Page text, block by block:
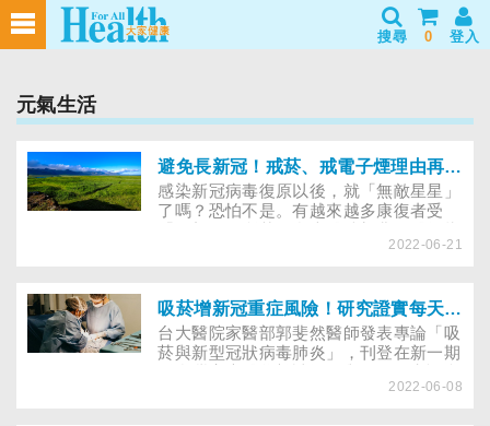
搜尋 0 登入
元氣生活
避免長新冠！戒菸、戒電子煙理由再+1
感染新冠病毒復原以後，就「無敵星星」
了嗎？恐怕不是。有越來越多康復者受
出，最新研究顯示吸菸或使用電子煙與長
籲「戒菸理由再+1：避免長新冠」！
2022-06-21
吸菸增新冠重症風險！研究證實每天6根菸 死亡風險飆10倍 醫籲快戒菸
台大醫院家醫部郭斐然醫師發表專論「吸
菸與新型冠狀病毒肺炎」，刊登在新一期
吸菸抑制肺部免疫力，增新冠肺炎2022-06-08